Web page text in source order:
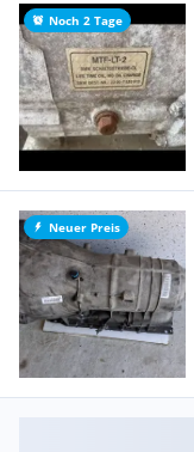
Noch 2 Tage
Neuer Preis